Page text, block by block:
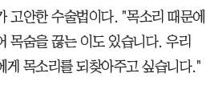
고안한 수술법이다. "목소리 때문에
목숨을 끊는 이도 있습니다. 우리
게 목소리를 되찾아주고 싶습니다."